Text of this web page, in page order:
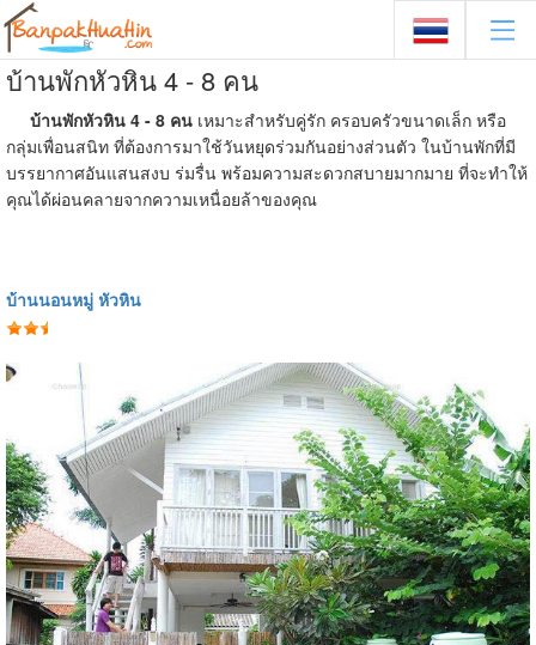
บ้านพักหัวหิน 4 - 8 คน
บ้านพักหัวหิน 4 - 8 คน เหมาะสำหรับคู่รัก ครอบครัวขนาดเล็ก หรือ
กลุ่มเพื่อนสนิท ที่ต้องการมาใช้วันหยุดร่วมกันอย่างส่วนตัว ในบ้านพักที่มี
บรรยากาศอันแสนสงบ ร่มรื่น พร้อมความสะดวกสบายมากมาย ที่จะทำให้
คุณได้ผ่อนคลายจากความเหนื่อยล้าของคุณ
บ้านนอนหมู่ หัวหิน